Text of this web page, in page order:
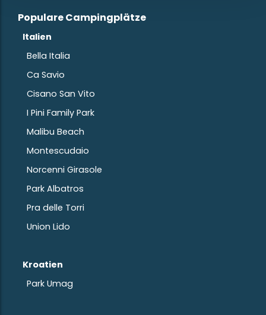
Populare Campingplätze
Italien
Bella Italia
Ca Savio
Cisano San Vito
I Pini Family Park
Malibu Beach
Montescudaio
Norcenni Girasole
Park Albatros
Pra delle Torri
Union Lido
Kroatien
Park Umag